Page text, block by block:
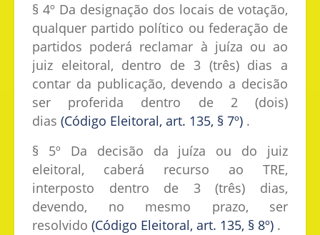
§ 4º Da designação dos locais de votação,
qualquer partido político ou federação de
partidos poderá reclamar à juíza ou ao
juiz eleitoral, dentro de 3 (três) dias a
contar da publicação, devendo a decisão
ser proferida dentro de 2 (dois)
dias (Código Eleitoral, art. 135, § 7º) .
§ 5º Da decisão da juíza ou do juiz
eleitoral, caberá recurso ao TRE,
interposto dentro de 3 (três) dias,
devendo, no mesmo prazo, ser
resolvido (Código Eleitoral, art. 135, § 8º) .